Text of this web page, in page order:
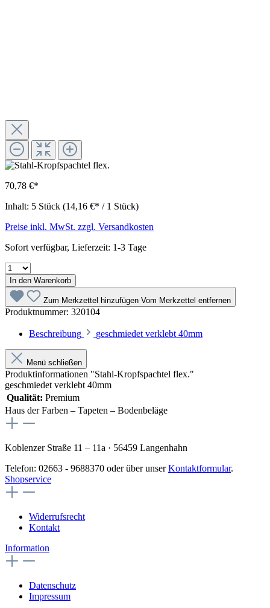
70,78 €*
Inhalt: 5 Stück (14,16 €* / 1 Stück)
Preise inkl. MwSt. zzgl. Versandkosten
Sofort verfügbar, Lieferzeit: 1-3 Tage
In den Warenkorb
Zum Merkzettel hinzufügen Vom Merkzettel entfernen
Produktnummer: 320104
Beschreibung geschmiedet verklebt 40mm
Menü schließen
Produktinformationen "Stahl-Kropfspachtel flex."
geschmiedet verklebt 40mm
Qualität: Premium
Haus der Farben – Tapeten – Bodenbeläge
Koblenzer Straße 11 – 11a · 56459 Langenhahn
Telefon: 02663 - 9688370 oder über unserKontaktformular.
Shopservice
Widerrufsrecht
Kontakt
Information
Datenschutz
Impressum